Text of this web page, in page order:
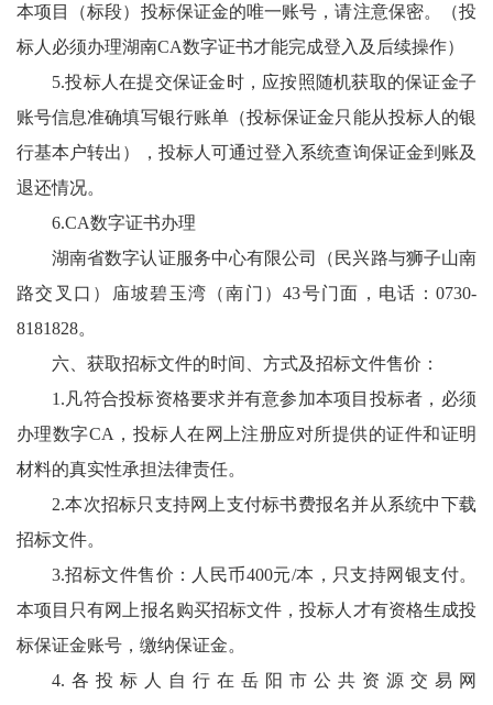
本项目（标段）投标保证金的唯一账号，请注意保密。（投
标人必须办理湖南CA数字证书才能完成登入及后续操作）
5.投标人在提交保证金时，应按照随机获取的保证金子
账号信息准确填写银行账单（投标保证金只能从投标人的银
行基本户转出），投标人可通过登入系统查询保证金到账及
退还情况。
6.CA数字证书办理
湖南省数字认证服务中心有限公司（民兴路与狮子山南
路交叉口）庙坡碧玉湾（南门）43号门面，电话：0730-
8181828。
六、获取招标文件的时间、方式及招标文件售价：
1.凡符合投标资格要求并有意参加本项目投标者，必须
办理数字CA，投标人在网上注册应对所提供的证件和证明
材料的真实性承担法律责任。
2.本次招标只支持网上支付标书费报名并从系统中下载
招标文件。
3.招标文件售价：人民币400元/本，只支持网银支付。
本项目只有网上报名购买招标文件，投标人才有资格生成投
标保证金账号，缴纳保证金。
4.各投标人自行在岳阳市公共资源交易网